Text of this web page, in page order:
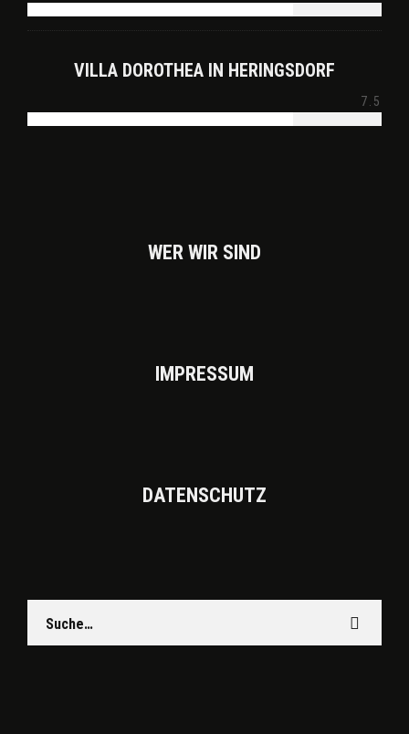
VILLA DOROTHEA IN HERINGSDORF
7.5
WER WIR SIND
IMPRES­SUM
DATEN­SCHUTZ